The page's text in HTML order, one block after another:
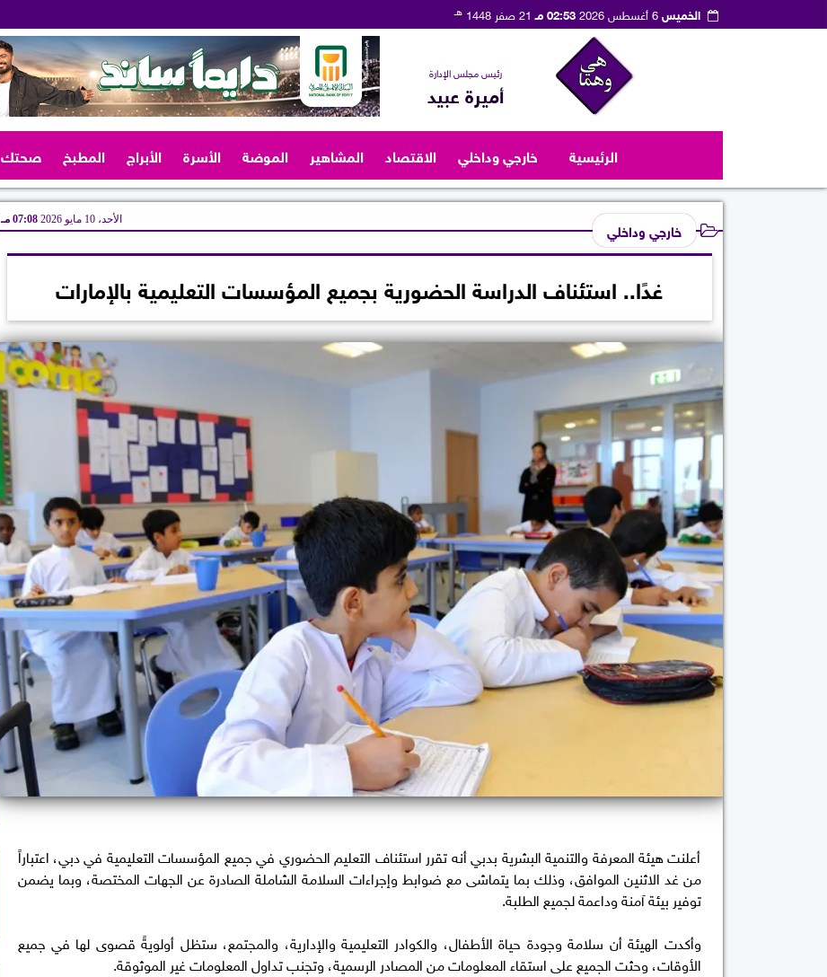
الخميس6 أغسطس 2026 02:53 مـ 21 صفر 1448 هـ
رئيس مجلس الإدارة
أميرة عبيد
الرئيسية خارجي وداخلي الاقتصاد المشاهير الموضة الأسرة الأبراج المطبخ صحتك
خارجي وداخلي الأحد، 10 مايو 2026 07:08 مـ
غدًا.. استئناف الدراسة الحضورية بجميع المؤسسات التعليمية بالإمارات
أعلنت هيئة المعرفة والتنمية البشرية بدبي أنه تقرر استئناف التعليم الحضوري في جميع المؤسسات التعليمية في دبي، اعتباراً
من غد الاثنين الموافق، وذلك بما يتماشى مع ضوابط وإجراءات السلامة الشاملة الصادرة عن الجهات المختصة، وبما يضمن
توفير بيئة آمنة وداعمة لجميع الطلبة.
وأكدت الهيئة أن سلامة وجودة حياة الأطفال، والكوادر التعليمية والإدارية، والمجتمع، ستظل أولويةً قصوى لها في جميع
الأوقات، وحثت الجميع على استقاء المعلومات من المصادر الرسمية، وتجنب تداول المعلومات غير الموثوقة.